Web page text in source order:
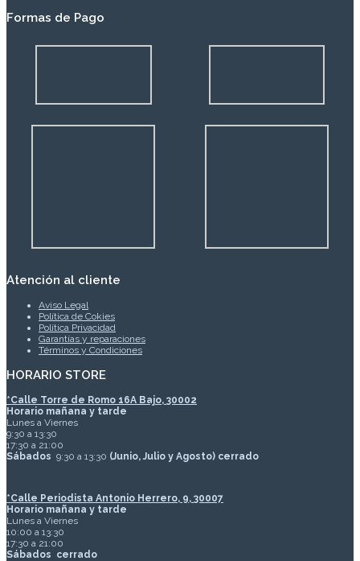
Formas de Pago
Atención al cliente
Aviso Legal
Política de Cokies
Política Privacidad
Garantías y reparaciones
Términos y Condiciones
HORARIO STORE
*Calle Torre de Romo 16A Bajo, 30002
Horario mañana y tarde
Lunes a Viernes
9:30 a 13:30
17:30 a 21:00
Sábados 9:30 a 13:30 (Junio, Julio y Agosto) cerrado
*Calle Periodista Antonio Herrero, 9, 30007
Horario mañana y tarde
Lunes a Viernes
10:00 a 13:30
17:30 a 21:00
Sábados cerrado